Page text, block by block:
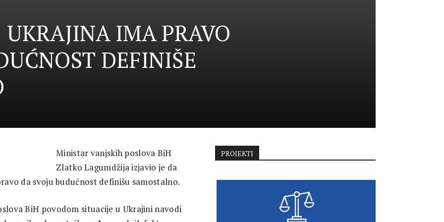
IMA PRAVO
DEFINIŠE
Ministar vanjskih poslova BiH
Zlatko Lagumdžija izjavio je da
da svoju budućnost definišu samostalno.
BiH povodom situacije u Ukrajini navodi
PROJEKTI